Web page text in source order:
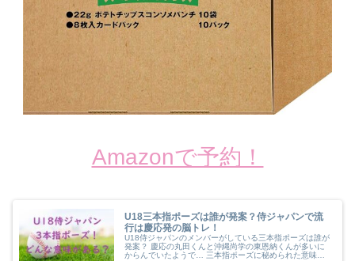
Amazonで予約！
U18三本指ポーズは誰が発案？侍ジャパンで流
行は慶応発の脳トレ！
U18侍ジャパンのメンバーがしている三本指ポーズは誰が
発案？ 慶応の丸田くんと沖縄尚学の東恩納くんが多いに
からんでいたようで… 三本指ポーズに秘められた意味